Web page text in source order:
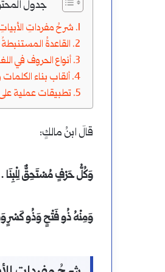
جدول
شرحُ مفرداتِ
القاعدةُ المستنبطةُ
أنواع الحروف في
ألقاب بناء
تطبيقات عملية
قالَ ابنُ مالكٍ:
وَكُلُّ حَرْفٍ مُسْتَحِقٌّ لِلْبِنَا
وَمِنْهُ ذُو فَتْحٍ وَذُو
فيه؟
كيف أتعلم النحو وأطور